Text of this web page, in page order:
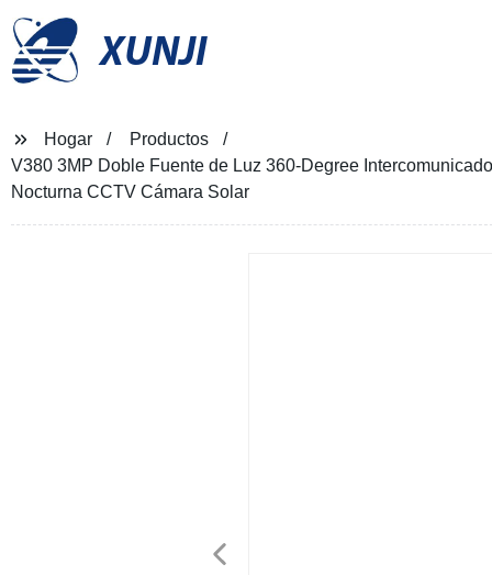
XUNJI
Hogar
Productos
V380 3MP Doble Fuente de Luz 360-Degree
Nocturna CCTV Cámara Solar